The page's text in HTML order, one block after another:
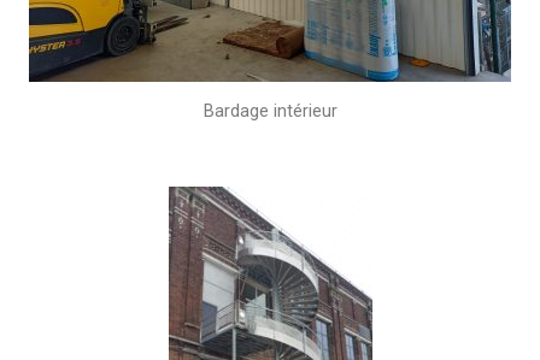
Bardage intérieur